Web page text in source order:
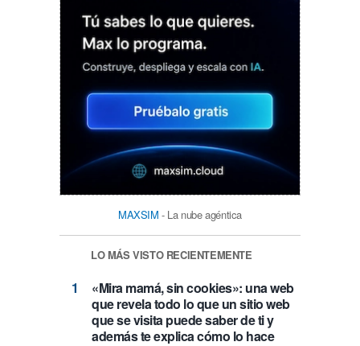
MAXSIM - La nube agéntica
LO MÁS VISTO RECIENTEMENTE
«Mira mamá, sin cookies»: una web
que revela todo lo que un sitio web
que se visita puede saber de ti y
además te explica cómo lo hace